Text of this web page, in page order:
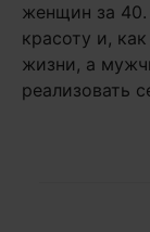
женщин за
красоту и,
жизни, а
реализовать